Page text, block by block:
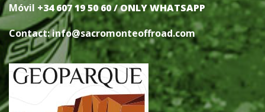
Móvil +34 607 19 50 60 / ONLY WHATSAPP
Contact: info@sacromonteoffroad.com